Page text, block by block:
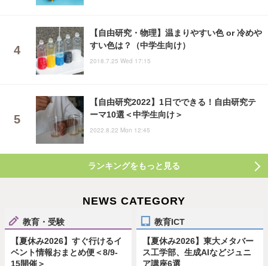
【自由研究・物理】温まりやすい色 or 冷めや
すい色は？（中学生向け）
2018.7.25 Wed 17:15
【自由研究2022】1日でできる！自由研究テ
ーマ10選＜中学生向け＞
2022.8.22 Mon 12:45
ランキングをもっと見る
NEWS CATEGORY
教育・受験
【夏休み2026】すぐ行けるイ
ベント情報おまとめ便＜8/9-
15開催＞
教育ICT
【夏休み2026】東大メタバー
ス工学部、生成AIなどジュニ
ア講座6選